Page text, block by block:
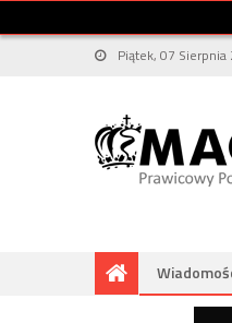
Piątek, 07 Sierpnia